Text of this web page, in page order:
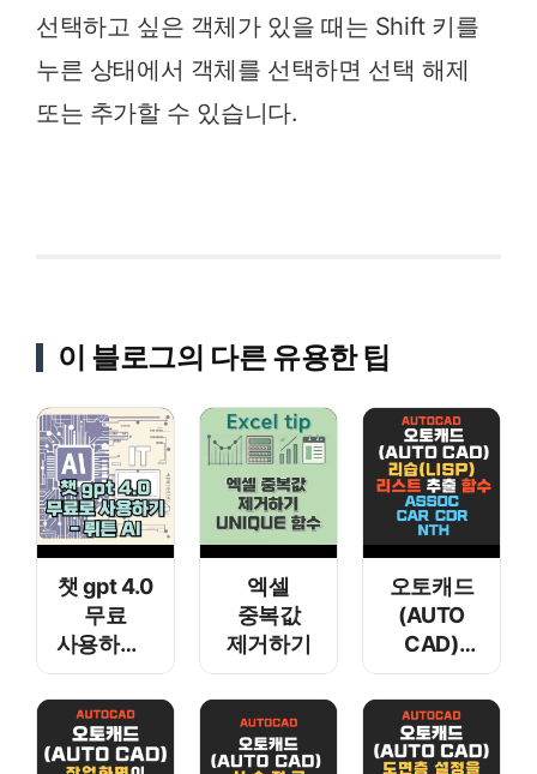
선택하고 싶은 객체가 있을 때는 Shift 키를
누른 상태에서 객체를 선택하면 선택 해제
또는 추가할 수 있습니다.
이 블로그의 다른 유용한 팁
챗 gpt 4.0
무료
사용하기 –
뤼튼 AI
엑셀
중복값
제거하기
오토캐드
(AUTO
CAD)
리습(Lisp)
리스트
추출 함수
Assoc